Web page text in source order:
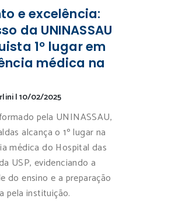
e excelência:
da UNINASSAU
1º lugar em
médica na
|10/02/2025
pela UNINASSAU,
alcança o 1º lugar na
médica do Hospital das
USP, evidenciando a
do ensino e a preparação
pela instituição.